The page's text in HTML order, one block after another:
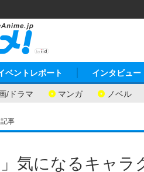
/ドラマ マンガ ノベル
ベントレポート インタビュー
記事
気になるキャラ